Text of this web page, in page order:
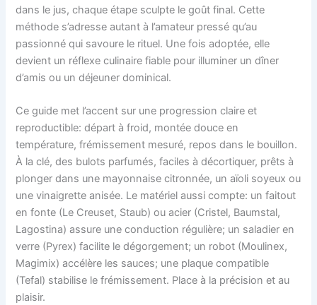
dans le jus, chaque étape sculpte le goût final. Cette
méthode s’adresse autant à l’amateur pressé qu’au
passionné qui savoure le rituel. Une fois adoptée, elle
devient un réflexe culinaire fiable pour illuminer un dîner
d’amis ou un déjeuner dominical.
Ce guide met l’accent sur une progression claire et
reproductible: départ à froid, montée douce en
température, frémissement mesuré, repos dans le bouillon.
À la clé, des bulots parfumés, faciles à décortiquer, prêts à
plonger dans une mayonnaise citronnée, un aïoli soyeux ou
une vinaigrette anisée. Le matériel aussi compte: un faitout
en fonte (Le Creuset, Staub) ou acier (Cristel, Baumstal,
Lagostina) assure une conduction régulière; un saladier en
verre (Pyrex) facilite le dégorgement; un robot (Moulinex,
Magimix) accélère les sauces; une plaque compatible
(Tefal) stabilise le frémissement. Place à la précision et au
plaisir.